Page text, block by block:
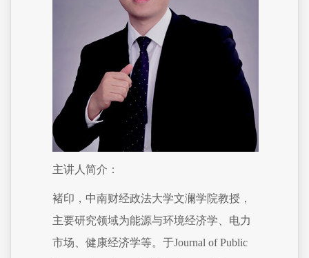
主讲人简介：
褚印，中南财经政法大学文澜学院教授，
主要研究领域为能源与环境经济学、电力
市场、健康经济学等。于Journal of Public